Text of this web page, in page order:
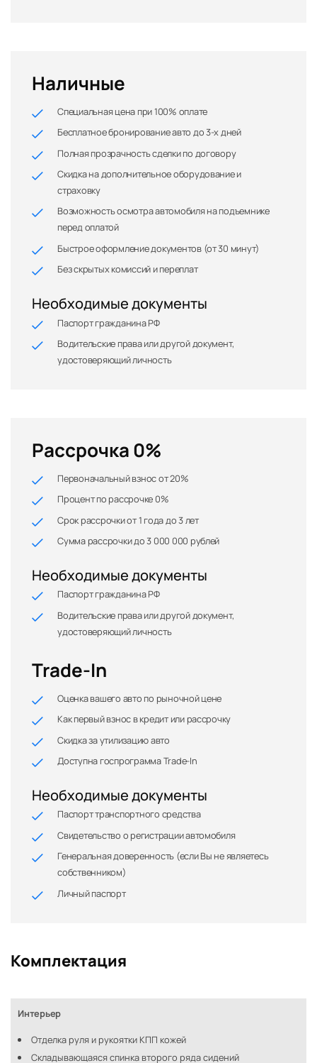
Наличные
Специальная цена при 100% оплате
Бесплатное бронирование авто до 3-х дней
Полная прозрачность сделки по договору
Скидка на дополнительное оборудование и
страховку
Возможность осмотра автомобиля на подъемнике
перед оплатой
Быстрое оформление документов (от 30 минут)
Без скрытых комиссий и переплат
Необходимые документы
Паспорт гражданина РФ
Водительские права или другой документ,
удостоверяющий личность
Рассрочка 0%
Первоначальный взнос от 20%
Процент по рассрочке 0%
Срок рассрочки от 1 года до 3 лет
Сумма рассрочки до 3 000 000 рублей
Необходимые документы
Паспорт гражданина РФ
Водительские права или другой документ,
удостоверяющий личность
Trade-In
Оценка вашего авто по рыночной цене
Как первый взнос в кредит или рассрочку
Скидка за утилизацию авто
Доступна госпрограмма Trade-In
Необходимые документы
Паспорт транспортного средства
Свидетельство о регистрации автомобиля
Генеральная доверенность (если Вы не являетесь
собственником)
Личный паспорт
Комплектация
Интерьер
Отделка руля и рукоятки КПП кожей
Складывающаяся спинка второго ряда сидений